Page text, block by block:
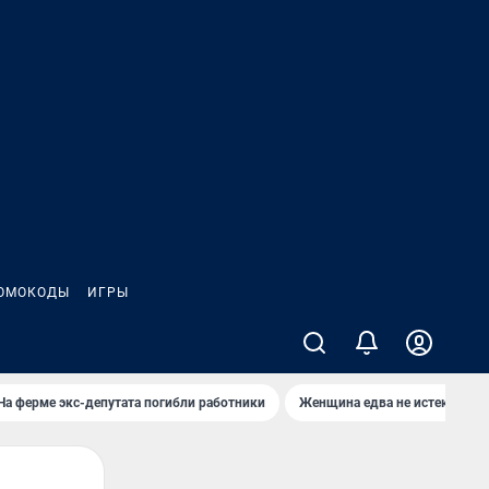
ИГРЫ
ферме экс-депутата погибли работники Женщина едва не истекла